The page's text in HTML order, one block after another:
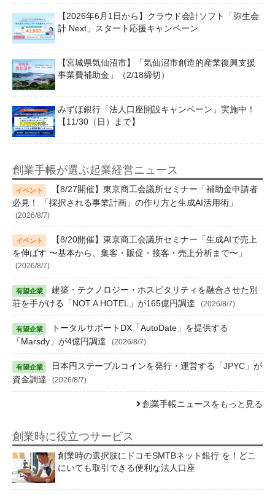
【2026年6月1日から】クラウド会計ソフト「弥生会
計 Next」スタート応援キャンペーン
【宮城県気仙沼市】「気仙沼市創造的産業復興支援
事業費補助金」（2/18締切）
みずほ銀行「法人口座開設キャンペーン」実施中！
【11/30（日）まで】
創業手帳が選ぶ起業経営ニュース
【8/27開催】東京商工会議所セミナー「補助金申請者
必見！ 「採択される事業計画」の作り方と生成AI活用術」
(2026/8/7)
【8/20開催】東京商工会議所セミナー「生成AIで売上
を伸ばす 〜基本から、集客・販促・接客・売上分析まで〜」
(2026/8/7)
建築・テクノロジー・ホスピタリティを融合させた別
荘を手がける「NOT A HOTEL」が165億円調達
(2026/8/7)
トータルサポートDX「AutoDate」を提供する
「Marsdy」が4億円調達
(2026/8/7)
日本円ステーブルコインを発行・運営する「JPYC」が
資金調達
(2026/8/7)
創業手帳ニュースをもっと見る
創業時に役立つサービス
創業時の選択肢にドコモSMTBネット銀行 を！どこ
にいても取引できる便利な法人口座